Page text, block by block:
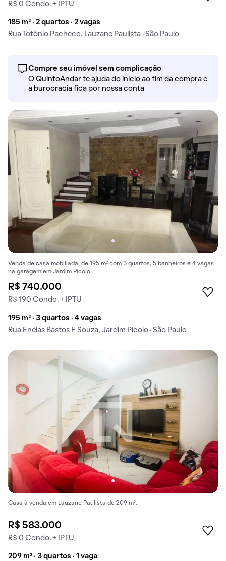
R$ 0 Condo. + IPTU
185 m² · 2 quartos · 2 vagas
Rua Totônio Pacheco, Lauzane Paulista · São Paulo
Compre seu imóvel sem complicação
O QuintoAndar te ajuda do início ao fim da compra e
a burocracia fica por nossa conta
Venda de casa mobiliada, de 195 m² com 3 quartos, 5 banheiros e 4 vagas
na garagem em Jardim Picolo.
R$ 740.000
R$ 190 Condo. + IPTU
195 m² · 3 quartos · 4 vagas
Rua Enéias Bastos E Souza, Jardim Picolo · São Paulo
Casa à venda em Lauzane Paulista de 209 m².
R$ 583.000
R$ 0 Condo. + IPTU
209 m² · 3 quartos · 1 vaga